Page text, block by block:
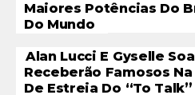
Maiores Potências Do
Do Mundo
Alan Lucci E Gyselle
Receberão Famosos
De Estreia Do “To Talk”